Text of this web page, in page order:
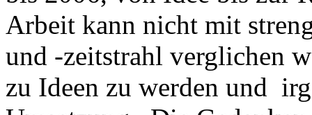
Arbeit kann nicht mit
und -zeitstrahl verglichen
zu Ideen zu werden und